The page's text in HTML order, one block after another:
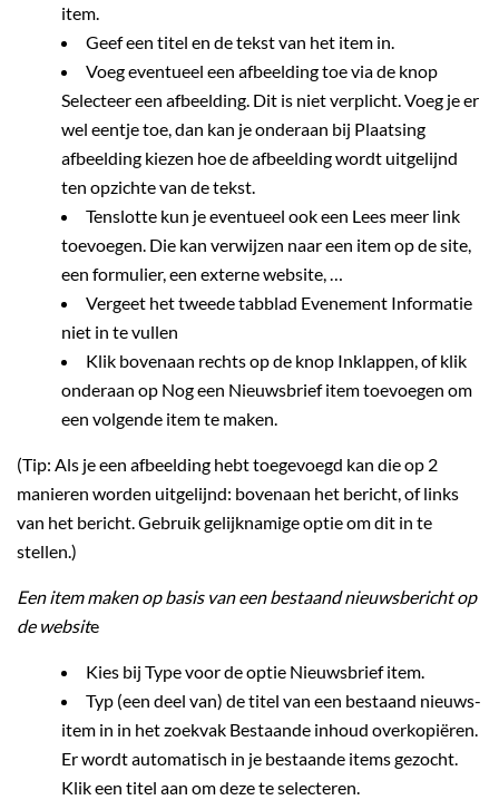
item.
Geef een titel en de tekst van het item in.
Voeg eventueel een afbeelding toe via de knop
Selecteer een afbeelding. Dit is niet verplicht. Voeg je er
wel eentje toe, dan kan je onderaan bij Plaatsing
afbeelding kiezen hoe de afbeelding wordt uitgelijnd
ten opzichte van de tekst.
Tenslotte kun je eventueel ook een Lees meer link
toevoegen. Die kan verwijzen naar een item op de site,
een formulier, een externe website, …
Vergeet het tweede tabblad Evenement Informatie
niet in te vullen
Klik bovenaan rechts op de knop Inklappen, of klik
onderaan op Nog een Nieuwsbrief item toevoegen om
een volgende item te maken.
(Tip: Als je een afbeelding hebt toegevoegd kan die op 2
manieren worden uitgelijnd: bovenaan het bericht, of links
van het bericht. Gebruik gelijknamige optie om dit in te
stellen.)
Een item maken op basis van een bestaand nieuwsbericht op
de website
Kies bij Type voor de optie Nieuwsbrief item.
Typ (een deel van) de titel van een bestaand nieuws-
item in in het zoekvak Bestaande inhoud overkopiëren.
Er wordt automatisch in je bestaande items gezocht.
Klik een titel aan om deze te selecteren.